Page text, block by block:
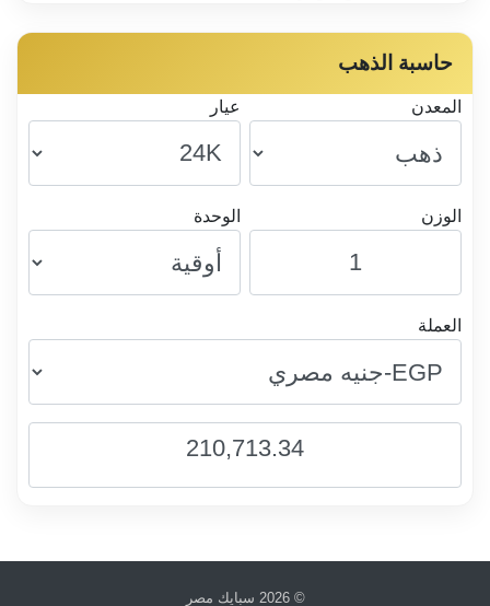
حاسبة الذهب
المعدن عيار
الوزن الوحدة
العملة
210,713.34
© 2026 سبايك مصر